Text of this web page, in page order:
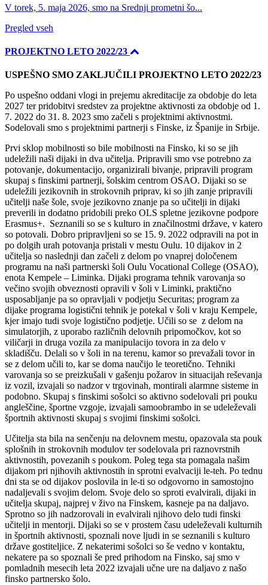
V torek, 5. maja 2026, smo na Srednji prometni šo...
Pregled vseh
PROJEKTNO LETO 2022/23
USPEŠNO SMO ZAKLJUČILI PROJEKTNO LETO 2022/23
Po uspešno oddani vlogi in prejemu akreditacije za obdobje do leta
2027 ter pridobitvi sredstev za projektne aktivnosti za obdobje od 1.
7. 2022 do 31. 8. 2023 smo začeli s projektnimi aktivnostmi.
Sodelovali smo s projektnimi partnerji s Finske, iz Španije in Srbije.
Prvi sklop mobilnosti so bile mobilnosti na Finsko, ki so se jih
udeležili naši dijaki in dva učitelja. Pripravili smo vse potrebno za
potovanje, dokumentacijo, organizirali bivanje, pripravili program
skupaj s finskimi partnerji, šolskim centrom OSAO. Dijaki so se
udeležili jezikovnih in strokovnih priprav, ki so jih zanje pripravili
učitelji naše šole, svoje jezikovno znanje pa so učitelji in dijaki
preverili in dodatno pridobili preko OLS spletne jezikovne podpore
Erasmus+. Seznanili so se s kulturo in značilnostmi države, v katero
so potovali. Dobro pripravljeni so se 15. 9. 2022 odpravili na pot in
po dolgih urah potovanja pristali v mestu Oulu. 10 dijakov in 2
učitelja so naslednji dan začeli z delom po vnaprej določenem
programu na naši partnerski šoli Oulu Vocational College (OSAO),
enota Kempele – Liminka. Dijaki programa tehnik varovanja so
večino svojih obveznosti opravili v šoli v Liminki, praktično
usposabljanje pa so opravljali v podjetju Securitas; program za
dijake programa logistični tehnik je potekal v šoli v kraju Kempele,
kjer imajo tudi svoje logistično podjetje. Učili so se z delom na
simulatorjih, z uporabo različnih delovnih pripomočkov, kot so
viličarji in druga vozila za manipulacijo tovora in za delo v
skladišču. Delali so v šoli in na terenu, kamor so prevažali tovor in
se z delom učili to, kar se doma naučijo le teoretično. Tehniki
varovanja so se preizkušali v gašenju požarov in situacijah reševanja
iz vozil, izvajali so nadzor v trgovinah, montirali alarmne sisteme in
podobno. Skupaj s finskimi sošolci so aktivno sodelovali pri pouku
angleščine, športne vzgoje, izvajali samoobrambo in se udeleževali
športnih aktivnosti skupaj s svojimi finskimi sošolci.
Učitelja sta bila na senčenju na delovnem mestu, opazovala sta pouk
splošnih in strokovnih modulov ter sodelovala pri raznovrstnih
aktivnostih, povezanih s poukom. Poleg tega sta pomagala našim
dijakom pri njihovih aktivnostih in sprotni evalvaciji le-teh. Po tednu
dni sta se od dijakov poslovila in le-ti so odgovorno in samostojno
nadaljevali s svojim delom. Svoje delo so sproti evalvirali, dijaki in
učitelja skupaj, najprej v živo na Finskem, kasneje pa na daljavo.
Sprotno so jih nadzorovali in evalvirali njihovo delo tudi finski
učitelji in mentorji. Dijaki so se v prostem času udeleževali kulturnih
in športnih aktivnosti, spoznali nove ljudi in se seznanili s kulturo
države gostiteljice. Z nekaterimi sošolci so še vedno v kontaktu,
nekatere pa so spoznali še pred prihodom na Finsko, saj smo v
pomladnih mesecih leta 2022 izvajali učne ure na daljavo z našo
finsko partnersko šolo.